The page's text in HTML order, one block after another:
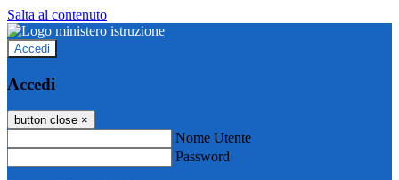
Salta al contenuto
Accedi
Accedi
button close ×
Nome Utente
Password